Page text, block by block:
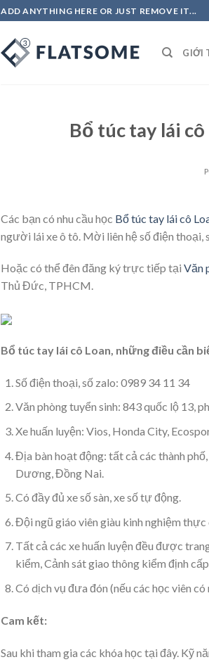
ADD ANYTHING HERE OR JUST REMOVE IT...
GIỚI
Bổ túc tay lái
Các bạn có nhu cầu học Bổ túc tay lái cô
người lái xe ô tô. Mời liên hệ số điện thoại,
Hoặc có thể đên đăng ký trực tiếp tại Văn
Thủ Đức, TPHCM.
Bổ túc tay lái cô Loan, những điều cần
Số điện thoại, số zalo: 0989 34 11 34
Văn phòng tuyển sinh: 843 quốc lộ 13,
Xe huấn luyện: Vios, Honda City,
Địa bàn hoạt động: tất cả các thành
Dương, Đồng Nai.
Có đầy đủ xe số sàn, xe số tự động.
Đội ngũ giáo viên giàu kinh nghiệm thực
Tất cả các xe huấn luyện đều được
kiểm, Cảnh sát giao thông kiểm định
Có dịch vụ đưa đón (nếu các học viên có
Cam kết:
Sau khi tham gia các khóa học tại đây. Kỹ